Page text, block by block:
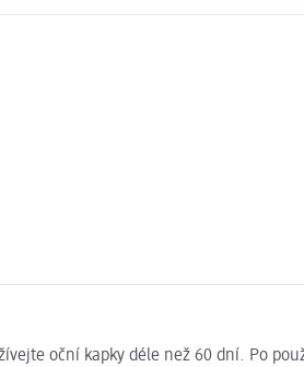
oční kapky déle než 60 dní. Po